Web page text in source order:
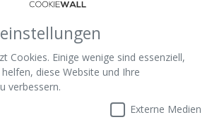
Cookies. Einige wenige sind essenziell,
diese Website und Ihre
verbessern.
Externe Medien